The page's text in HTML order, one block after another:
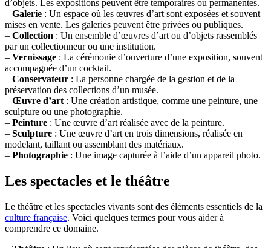
d’objets. Les expositions peuvent être temporaires ou permanentes.
– Galerie : Un espace où les œuvres d’art sont exposées et souvent
mises en vente. Les galeries peuvent être privées ou publiques.
– Collection : Un ensemble d’œuvres d’art ou d’objets rassemblés
par un collectionneur ou une institution.
– Vernissage : La cérémonie d’ouverture d’une exposition, souvent
accompagnée d’un cocktail.
– Conservateur : La personne chargée de la gestion et de la
préservation des collections d’un musée.
– Œuvre d’art: Une création artistique, comme une peinture, une
sculpture ou une photographie.
– Peinture : Une œuvre d’art réalisée avec de la peinture.
– Sculpture : Une œuvre d’art en trois dimensions, réalisée en
modelant, taillant ou assemblant des matériaux.
– Photographie : Une image capturée à l’aide d’un appareil photo.
Les spectacles et le théâtre
Le théâtre et les spectacles vivants sont des éléments essentiels de la
culture française. Voici quelques termes pour vous aider à
comprendre ce domaine.